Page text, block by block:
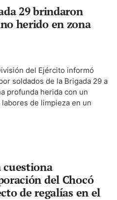
29 brindaron
herido en zona
del Ejército informó
soldados de la Brigada 29 a
profunda herida con un
de limpieza en un
cuestiona
del Chocó
de regalías en el